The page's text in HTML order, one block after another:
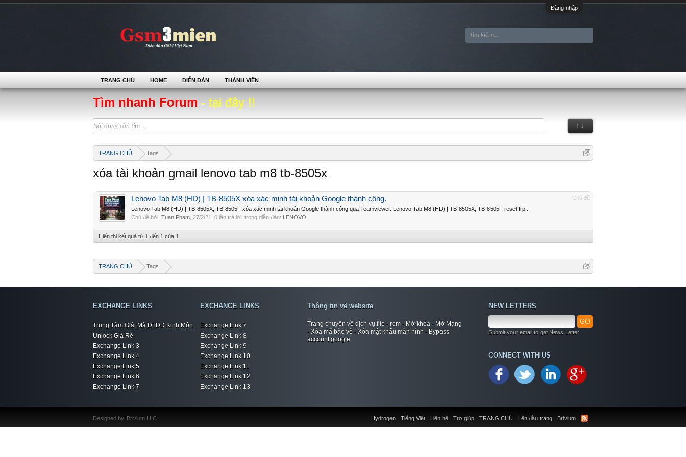
Đăng nhập
Tìm nhanh Forum - tại đây !!
↑ ↓
TRANG CHỦ Tags
xóa tài khoản gmail lenovo tab m8 tb-8505x
Chủ đề
Lenovo Tab M8 (HD) | TB-8505X xóa xác minh tài khoản Google thành công.
Lenovo Tab M8 (HD) | TB-8505X, TB-8505F xóa xác minh tài khoản Google thành công qua Teamviewer. Lenovo Tab M8 (HD) | TB-8505X, TB-8505F reset frp...
Chủ đề bởi: Tuan Pham 27/2/21 , 0 lần trả lời, trong diễn đàn: LENOVO
Hiển thị kết quả từ 1 đến 1 của 1
TRANG CHỦ Tags
TRANG CHỦ HOME DIỄN ĐÀN THÀNH VIÊN
EXCHANGE LINKS
Trung Tâm Giải Mã ĐTDĐ Kinh Môn
Unlock Giá Rẻ
Exchange Link 3
Exchange Link 4
Exchange Link 5
Exchange Link 6
Exchange Link 7
EXCHANGE LINKS
Exchange Link 7
Exchange Link 8
Exchange Link 9
Exchange Link 10
Exchange Link 11
Exchange Link 12
Exchange Link 13
Thông tin về website
Trang chuyên về dịch vụ,file - rom - Mở khóa - Mở Mạng
- Xóa mã bảo vệ - Xóa mật khẩu màn hình - Bypass
account google.
NEW LETTERS
GO
Submit your email to get News Letter
CONNECT WITH US
Liên hệ Trợ giúp TRANG CHỦ Lên đầu trang Brivium
Hydrogen Tiếng Việt
Designed by Brivium LLC.